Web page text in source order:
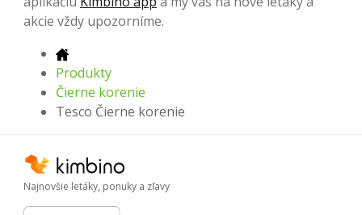
akcie vždy upozorníme.
Produkty
Čierne korenie
Tesco Čierne korenie
Najnovšie letáky, ponuky a zľavy